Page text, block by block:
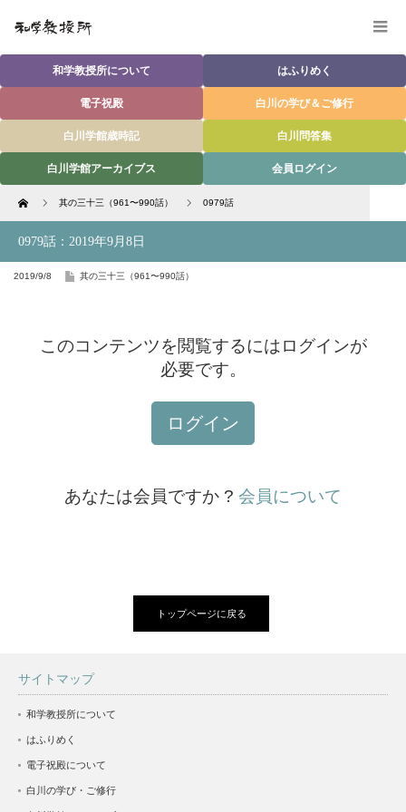
和学教授所について はふりめく
電子祝殿 白川の学び＆ご修行
白川学館歳時記 白川問答集
白川学館アーカイブス 会員ログイン
Home 其の三十三（961〜990話） 0979話
0979話：2019年9月8日
2019/9/8 其の三十三（961〜990話）
このコンテンツを閲覧するにはログインが
必要です。
ログイン
あなたは会員ですか ? 会員について
トップページに戻る
サイトマップ
和学教授所について
はふりめく
電子祝殿について
白川の学び・ご修行